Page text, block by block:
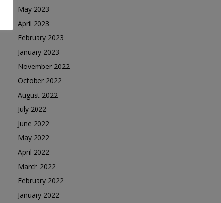
May 2023
April 2023
February 2023
January 2023
November 2022
October 2022
August 2022
July 2022
June 2022
May 2022
April 2022
March 2022
February 2022
January 2022